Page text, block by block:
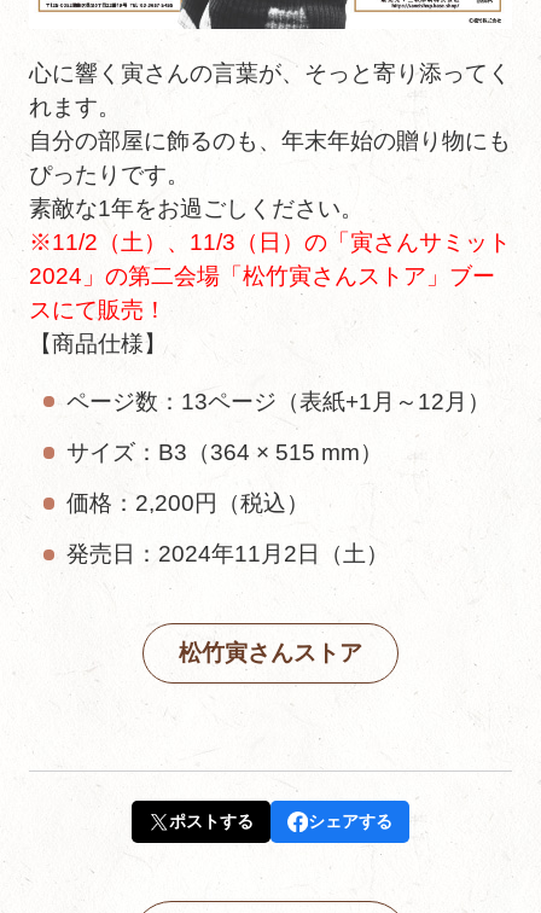
心に響く寅さんの言葉が、そっと寄り添ってく
れます。
自分の部屋に飾るのも、年末年始の贈り物にも
ぴったりです。
素敵な1年をお過ごしください。
※11/2（土）、11/3（日）の「寅さんサミット
2024」の第二会場「松竹寅さんストア」ブー
スにて販売！
【商品仕様】
ページ数：13ページ（表紙+1月～12月）
サイズ：B3（364 × 515 mm）
価格：2,200円（税込）
発売日：2024年11月2日（土）
松竹寅さんストア
ポストする シェアする